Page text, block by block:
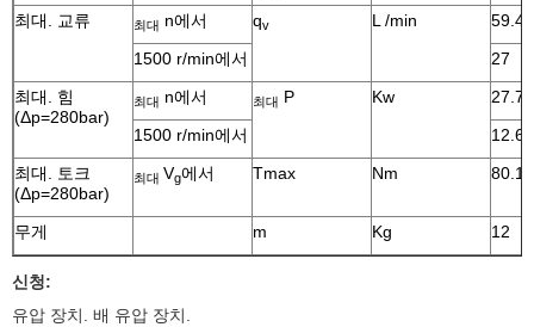
최대. 교류
최대 n에서 qv L /min
59.4
1500 r/min에서
27
최대. 힘
(Δp=280bar)
최대 n에서 최대 P Kw
27.7
1500 r/min에서
12.6
최대. 토크
(Δp=280bar)
최대 Vg에서 Tmax Nm 80.1
무게 m Kg 12
신청:
유압 장치. 배 유압 장치.